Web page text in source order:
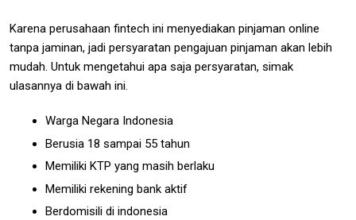
Karena perusahaan fintech ini menyediakan pinjaman online
tanpa jaminan, jadi persyaratan pengajuan pinjaman akan lebih
mudah. Untuk mengetahui apa saja persyaratan, simak
ulasannya di bawah ini.
Warga Negara Indonesia
Berusia 18 sampai 55 tahun
Memiliki KTP yang masih berlaku
Memiliki rekening bank aktif
Berdomisili di indonesia